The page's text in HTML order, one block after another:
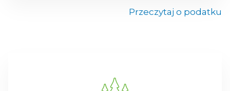
Przeczytaj o podatku